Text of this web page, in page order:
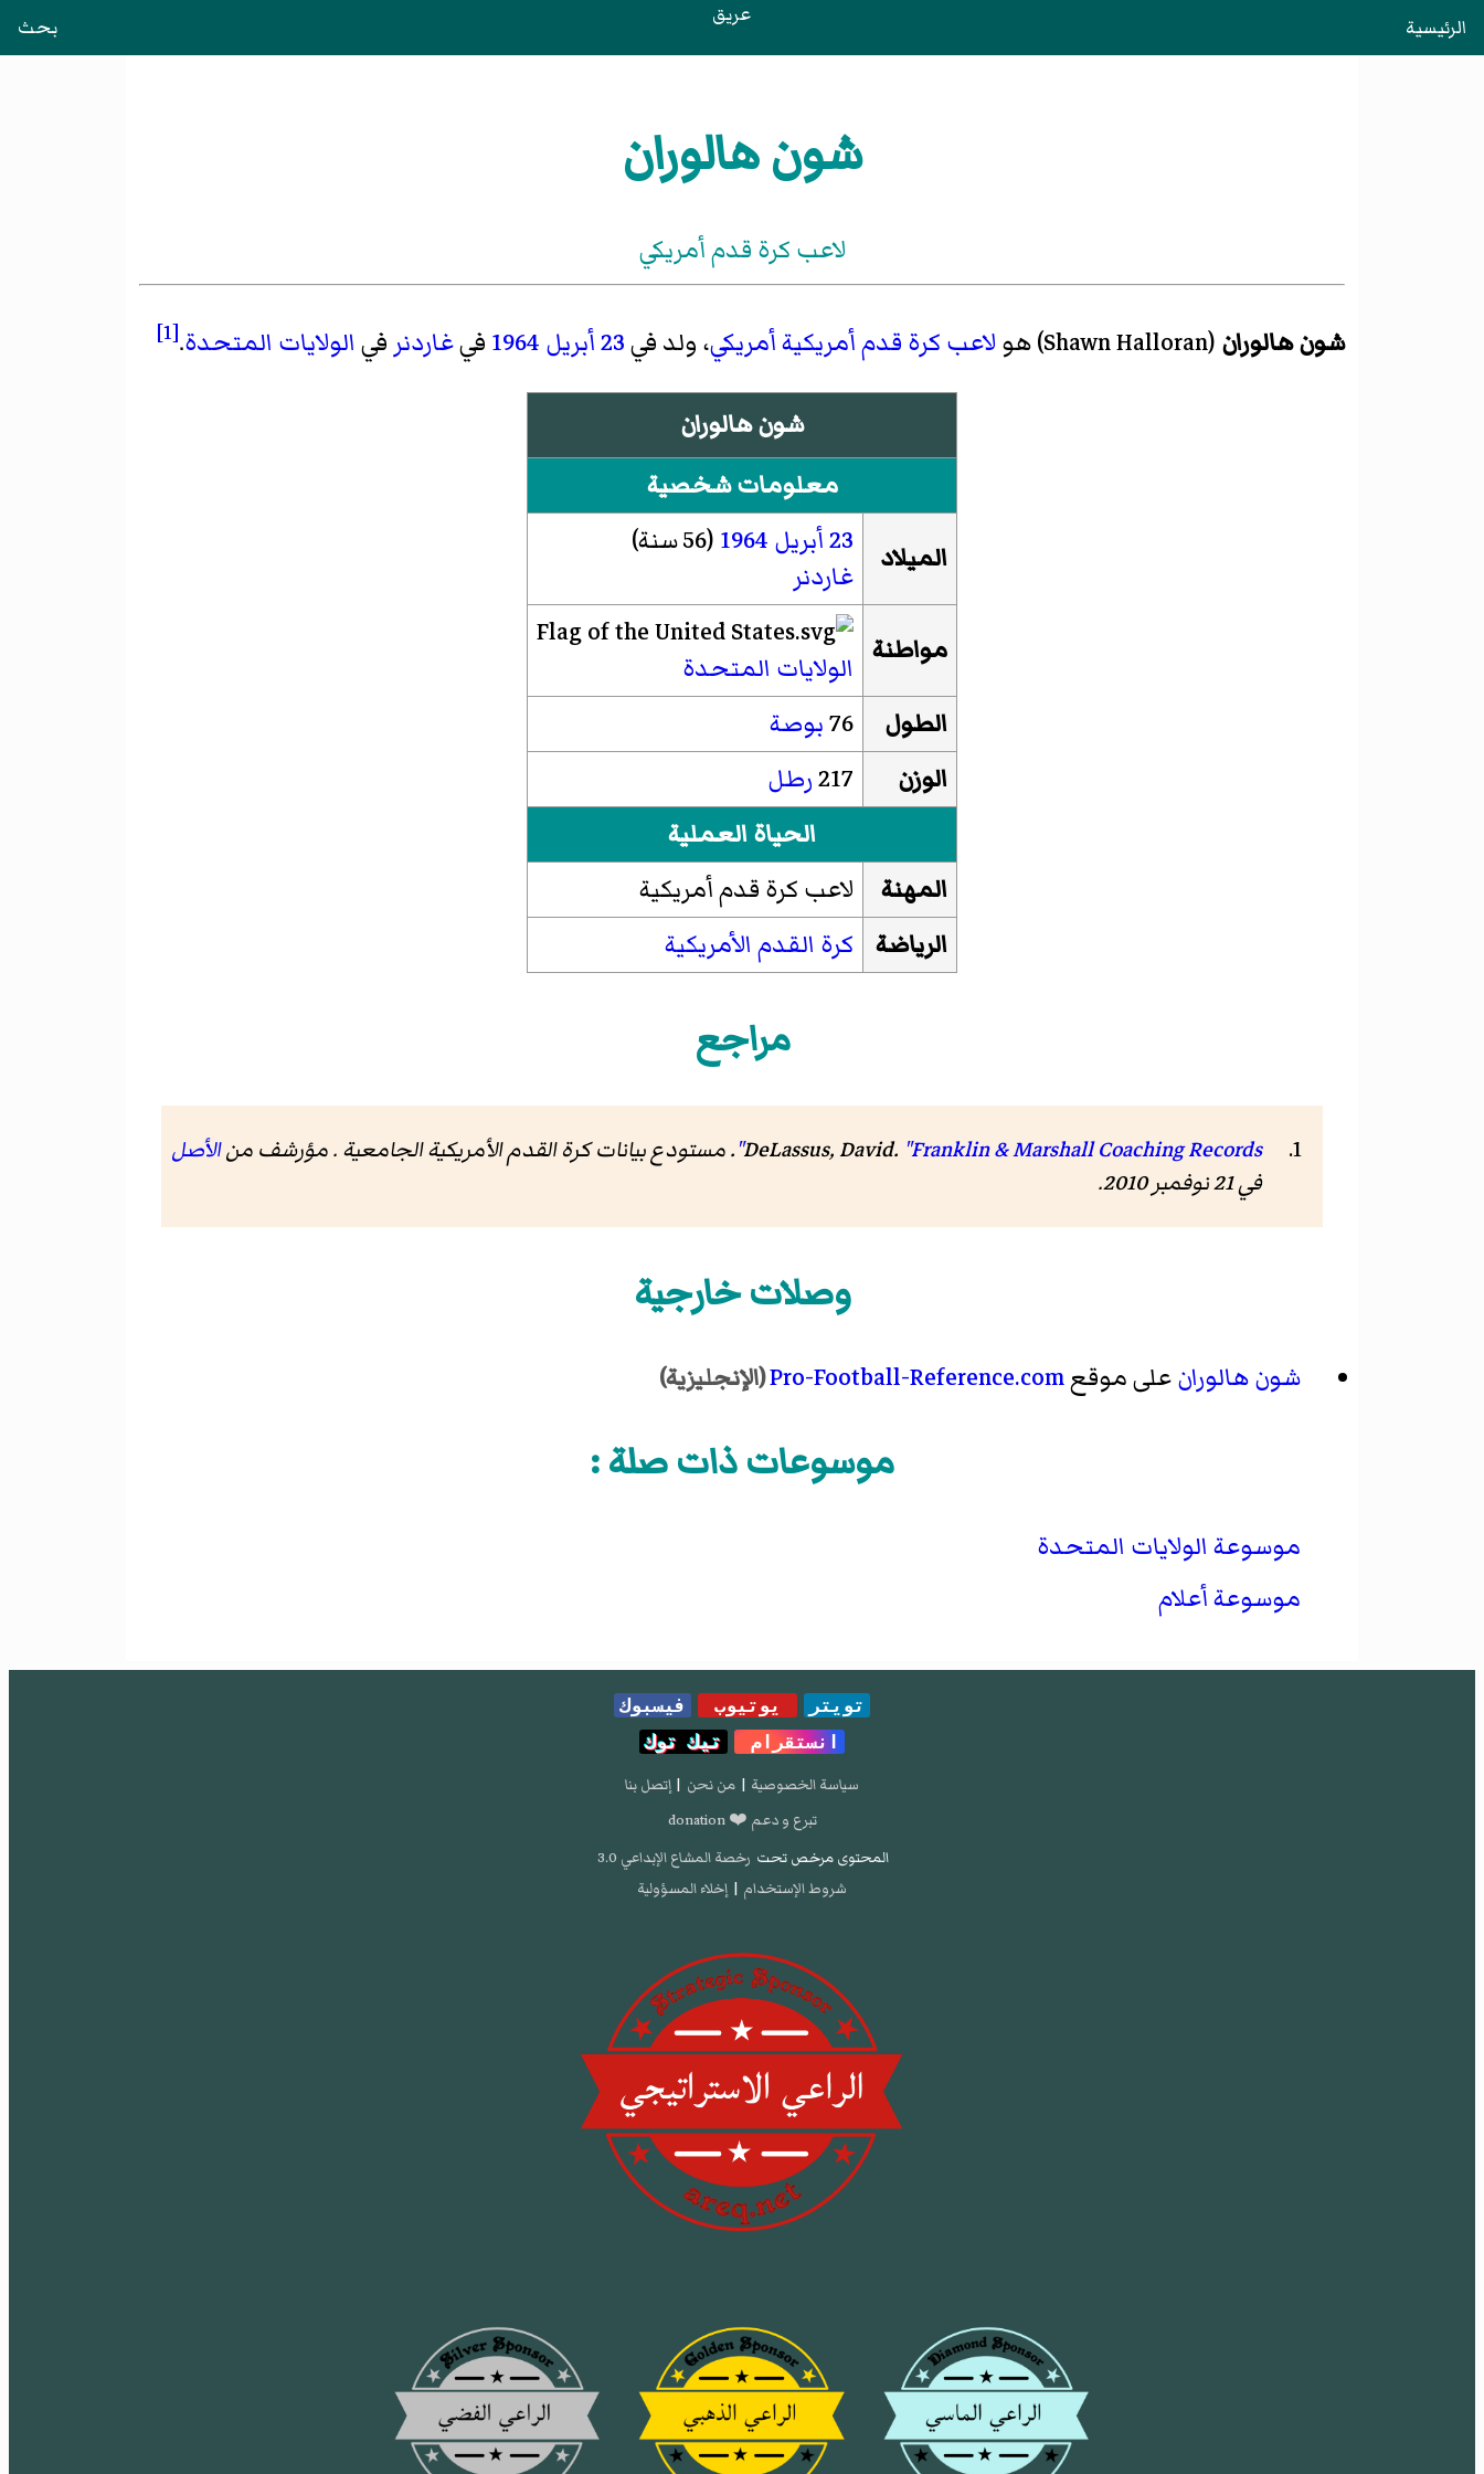
الرئيسية عريق بحث
شون هالوران
لاعب كرة قدم أمريكي
شون هالوران (
Shawn Halloran)‏ هو لاعب كرة قدم أمريكيةأمريكي، ولد في23 أبريل 1964 فيغاردنر في الولايات المتحدة.
[1]
شون هالوران
معلومات شخصية
الميلاد
23 أبريل 1964 (56 سنة)
غاردنر
مواطنة
الولايات المتحدة
الطول
76بوصة
الوزن
217رطل
الحياة العملية
المهنة
لاعب كرة قدم أمريكية
الرياضة
كرة القدم الأمريكية
مراجع
DeLassus, David. "Franklin & Marshall Coaching Records"
.مستودع بيانات كرة القدم الأمريكية الجامعية . مؤرشف منالأصل
في 21 نوفمبر 2010
.
وصلات خارجية
شون هالورانعلى موقعPro-Football-Reference.com(الإنجليزية)
موسوعات ذات صلة :
موسوعة الولايات المتحدة
موسوعة أعلام
تويتر يوتيوب
فيسبوك
انستقرام
تيك توك
سياسة الخصوصية | من نحن | إتصل بنا
تبرع و دعم ❤️ donation
المحتوى مرخص تحت رخصة المشاع الإبداعي 3.0
شروط الإستخدام | إخلاء المسؤولية